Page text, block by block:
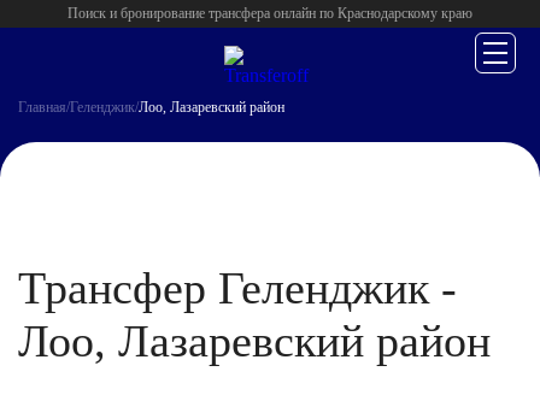
Поиск и бронирование трансфера онлайн по Краснодарскому краю
Главная/Геленджик/Лоо, Лазаревский район
Трансфер Геленджик -
Лоо, Лазаревский район